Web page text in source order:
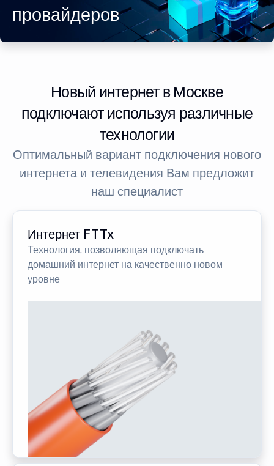
провайдеров
Новый интернет в Москве
подключают используя различные
технологии
Оптимальный вариант подключения нового
интернета и телевидения Вам предложит
наш специалист
Интернет FTTx
Технология, позволяющая подключать
домашний интернет на качественно новом
уровне